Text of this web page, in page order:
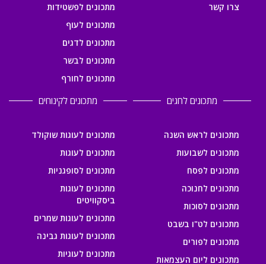
צרו קשר
מתכונים לפשטידות
מתכונים לעוף
מתכונים לדגים
מתכונים לבשר
מתכונים לחורף
מתכונים לחגים
מתכונים לראש השנה
מתכונים לשבועות
מתכונים לפסח
מתכונים לחנוכה
מתכונים לסוכות
מתכונים לט"ו בשבט
מתכונים לפורים
מתכונים ליום העצמאות
מתכונים לקינוחים
מתכונים לעוגות שוקולד
מתכונים לעוגות
מתכונים לסופגניות
מתכונים לעוגות
ביסקוויטים
מתכונים לעוגות שמרים
מתכונים לעוגות גבינה
מתכונים לעוגיות